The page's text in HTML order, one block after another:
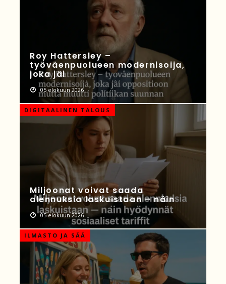
Roy Hattersley –
työväenpuolueen modernisoija,
joka jäi
05 elokuun 2026
DIGITAALINEN TALOUS
Miljoonat voivat saada
alennuksia laskuistaan – näin
05 elokuun 2026
ILMASTO JA SÄÄ